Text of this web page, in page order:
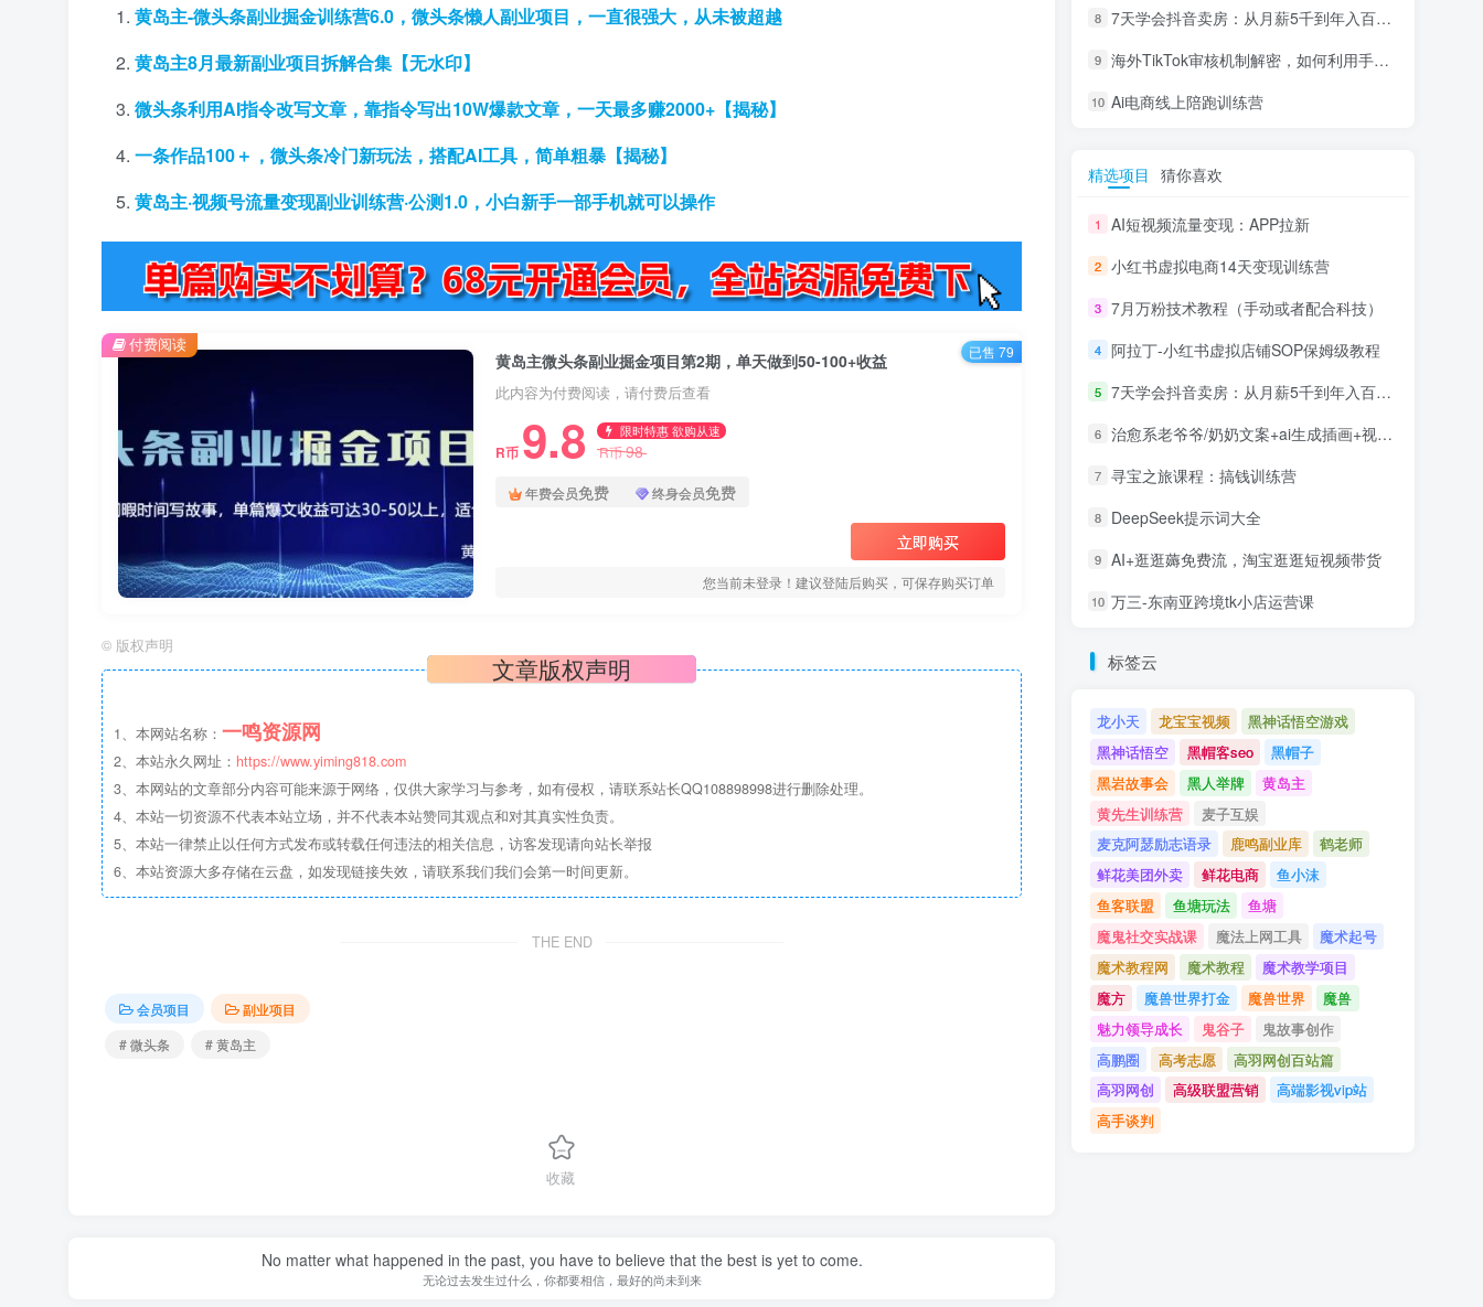
黄岛主-微头条副业掘金训练营6.0，微头条懒人副业项目，一直很强大，从未被超越
黄岛主8月最新副业项目拆解合集【无水印】
微头条利用AI指令改写文章，靠指令写出10W爆款文章，一天最多赚2000+【揭秘】
一条作品100＋，微头条冷门新玩法，搭配AI工具，简单粗暴【揭秘】
黄岛主·视频号流量变现副业训练营·公测1.0，小白新手一部手机就可以操作
黄岛主微头条副业掘金项目第2期，单天做到50-100+收益
此内容为付费阅读，请付费后查看
R币 9.8 限时特惠 欲购从速
R币98
年费会员免费 终身会员免费
立即购买
您当前未登录！建议登陆后购买，可保存购买订单
付费阅读 已售 79
© 版权声明
文章版权声明
1、本网站名称： 一鸣资源网
2、本站永久网址： https://www.yiming818.com
3、本网站的文章部分内容可能来源于网络，仅供大家学习与参考，如有侵权，请联系站长QQ108898998进行删除处理。
4、本站一切资源不代表本站立场，并不代表本站赞同其观点和对其真实性负责。
5、本站一律禁止以任何方式发布或转载任何违法的相关信息，访客发现请向站长举报
6、本站资源大多存储在云盘，如发现链接失效，请联系我们我们会第一时间更新。
THE END
会员项目
副业项目
# 微头条
# 黄岛主
收藏
No matter what happened in the past, you have to believe that the best is yet to come.
无论过去发生过什么，你都要相信，最好的尚未到来
8 7天学会抖音卖房：从月薪5千到年入百万，新时代房产经纪人必备技能
9 海外TikTok审核机制解密，如何利用手法轻松搬运过审
10 Ai电商线上陪跑训练营
精选项目 猜你喜欢
1 AI短视频流量变现：APP拉新
2 小红书虚拟电商14天变现训练营
3 7月万粉技术教程（手动或者配合科技）
4 阿拉丁-小红书虚拟店铺SOP保姆级教程
5 7天学会抖音卖房：从月薪5千到年入百万，新时代房产经纪人必备技能
6 治愈系老爷爷/奶奶文案+ai生成插画+视频号广告分成项目
7 寻宝之旅课程：搞钱训练营
8 DeepSeek提示词大全
9 AI+逛逛薅免费流，淘宝逛逛短视频带货
10 万三-东南亚跨境tk小店运营课
标签云
龙小天 龙宝宝视频
黑神话悟空游戏
黑神话悟空
黑帽客seo
黑帽子
黑岩故事会
黑人举牌
黄岛主
黄先生训练营
麦子互娱
麦克阿瑟励志语录
鹿鸣副业库
鹤老师
鲜花美团外卖
鲜花电商
鱼小沫
鱼客联盟
鱼塘玩法
鱼塘
魔鬼社交实战课
魔法上网工具
魔术起号
魔术教程网
魔术教程
魔术教学项目
魔方
魔兽世界打金 魔兽世界
魔兽
魅力领导成长
鬼谷子
鬼故事创作
高鹏圈
高考志愿
高羽网创百站篇
高羽网创
高级联盟营销
高端影视vip站
高手谈判